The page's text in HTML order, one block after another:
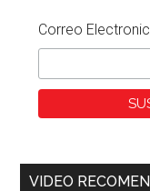
Correo
VIDEO